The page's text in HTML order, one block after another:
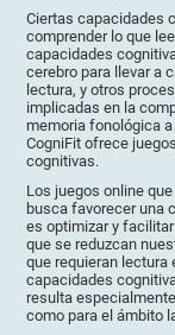
Ciertas capacidades
comprender lo que
capacidades
cerebro para llevar a
lectura, y otros
implicadas en la
memoria fonológica
CogniFit ofrece
cognitivas.
Los juegos online
busca favorecer una
es optimizar y
que se reduzcan
que requieran lectura
capacidades
resulta
como para el ámbito